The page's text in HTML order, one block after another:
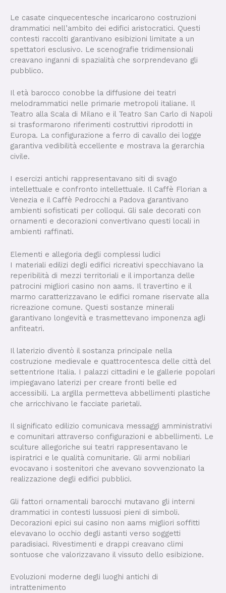
Le casate cinquecentesche incaricarono costruzioni
drammatici nell’ambito dei edifici aristocratici. Questi
contesti raccolti garantivano esibizioni limitate a un
spettatori esclusivo. Le scenografie tridimensionali
creavano inganni di spazialità che sorprendevano gli
pubblico.
Il età barocco conobbe la diffusione dei teatri
melodrammatici nelle primarie metropoli italiane. Il
Teatro alla Scala di Milano e il Teatro San Carlo di Napoli
si trasformarono riferimenti costruttivi riprodotti in
Europa. La configurazione a ferro di cavallo dei logge
garantiva vedibilità eccellente e mostrava la gerarchia
civile.
I esercizi antichi rappresentavano siti di svago
intellettuale e confronto intellettuale. Il Caffè Florian a
Venezia e il Caffè Pedrocchi a Padova garantivano
ambienti sofisticati per colloqui. Gli sale decorati con
ornamenti e decorazioni convertivano questi locali in
ambienti raffinati.
Elementi e allegoria degli complessi ludici
I materiali edilizi degli edifici ricreativi specchiavano la
reperibilità di mezzi territoriali e il importanza delle
patrocini migliori casino non aams. Il travertino e il
marmo caratterizzavano le edifici romane riservate alla
ricreazione comune. Questi sostanze minerali
garantivano longevità e trasmettevano imponenza agli
anfiteatri.
Il laterizio diventò il sostanza principale nella
costruzione medievale e quattrocentesca delle città del
settentrione Italia. I palazzi cittadini e le gallerie popolari
impiegavano laterizi per creare fronti belle ed
accessibili. La argilla permetteva abbellimenti plastiche
che arricchivano le facciate parietali.
Il significato edilizio comunicava messaggi amministrativi
e comunitari attraverso configurazioni e abbellimenti. Le
sculture allegoriche sui teatri rappresentavano le
ispiratrici e le qualità comunitarie. Gli armi nobiliari
evocavano i sostenitori che avevano sovvenzionato la
realizzazione degli edifici pubblici.
Gli fattori ornamentali barocchi mutavano gli interni
drammatici in contesti lussuosi pieni di simboli.
Decorazioni epici sui casino non aams migliori soffitti
elevavano lo occhio degli astanti verso soggetti
paradisiaci. Rivestimenti e drappi creavano climi
sontuose che valorizzavano il vissuto dello esibizione.
Evoluzioni moderne degli luoghi antichi di
intrattenimento